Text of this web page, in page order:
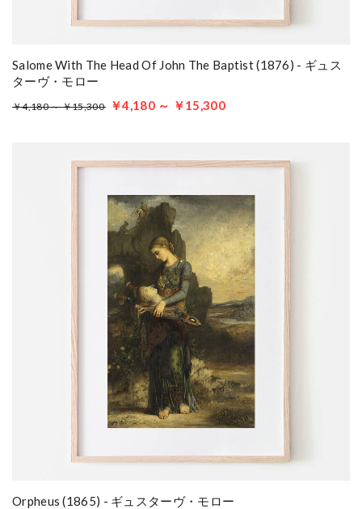
Salome With The Head Of John The Baptist (1876) - ギュス
ターヴ・モロー
￥4,180 ～ ￥15,300 ￥4,180 ～ ￥15,300
Orpheus (1865) - ギュスターヴ・モロー